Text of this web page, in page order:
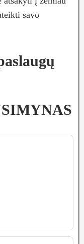
savo